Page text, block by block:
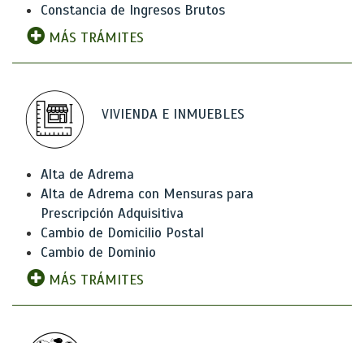
Constancia de Ingresos Brutos
MÁS TRÁMITES
VIVIENDA E INMUEBLES
Alta de Adrema
Alta de Adrema con Mensuras para
Prescripción Adquisitiva
Cambio de Domicilio Postal
Cambio de Dominio
MÁS TRÁMITES